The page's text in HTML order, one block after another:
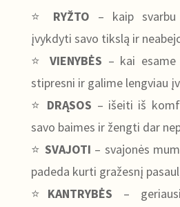
⭐ RYŽTO – kaip svarbu
įvykdyti savo tikslą ir
⭐ VIENYBĖS – kai esame
stipresni ir galime lengviau
⭐ DRĄSOS – išeiti iš
savo baimes ir žengti dar
⭐ SVAJOTI – svajonės
padeda kurti gražesnį
⭐ KANTRYBĖS –